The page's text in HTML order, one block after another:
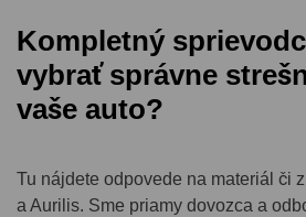
Kompletný
vybrať správne
vaše auto?
Tu nájdete odpovede na materiál či
a Aurilis. Sme priamy dovozca a